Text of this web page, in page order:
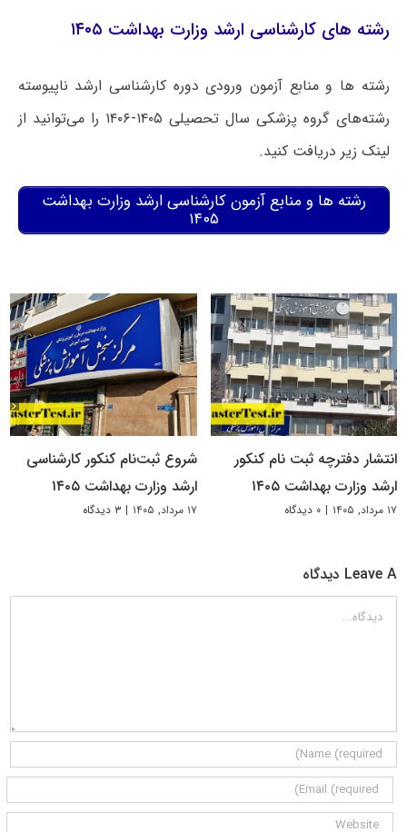
رشته های کارشناسی ارشد وزارت بهداشت ۱۴۰۵
رشته ها و منابع آزمون ورودی دوره کارشناسی ارشد ناپیوسته
رشته‌های گروه پزشکی سال تحصیلی ۱۴۰۵-۱۴۰۶ را می‌توانید از
لینک زیر دریافت کنید.
رشته ها و منابع آزمون کارشناسی ارشد وزارت بهداشت
۱۴۰۵
انتشار دفترچه ثبت نام کنکور
ارشد وزارت بهداشت ۱۴۰۵
۱۷ مرداد, ۱۴۰۵ | ۰ دیدگاه
شروع ثبت‌نام کنکور کارشناسی
ارشد وزارت بهداشت ۱۴۰۵
۱۷ مرداد, ۱۴۰۵ | ۳ دیدگاه
Leave A دیدگاه
دیدگاه